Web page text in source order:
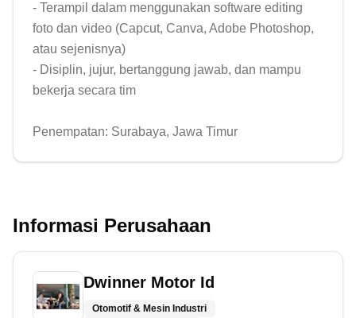
- Terampil dalam menggunakan software editing
foto dan video (Capcut, Canva, Adobe Photoshop,
atau sejenisnya)
- Disiplin, jujur, bertanggung jawab, dan mampu
bekerja secara tim
Informasi Perusahaan
Dwinner Motor Id
Otomotif & Mesin Industri